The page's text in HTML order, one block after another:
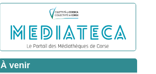
Veillée de contes à la forêt
enchantée "U Mondu ditu mignuleddu"
par la Caravane de Conteurs - Currà
Colloque : "Taravu : terre de
patrimoines", Regards sur le
patrimoine religieux, roman, thermal et
littéraire - Spaziu Jean-Marc Fiamma -
À venir